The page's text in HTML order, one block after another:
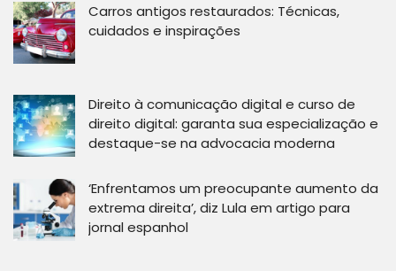
Carros antigos restaurados: Técnicas,
cuidados e inspirações
Direito à comunicação digital e curso de
direito digital: garanta sua especialização e
destaque-se na advocacia moderna
‘Enfrentamos um preocupante aumento da
extrema direita’, diz Lula em artigo para
jornal espanhol